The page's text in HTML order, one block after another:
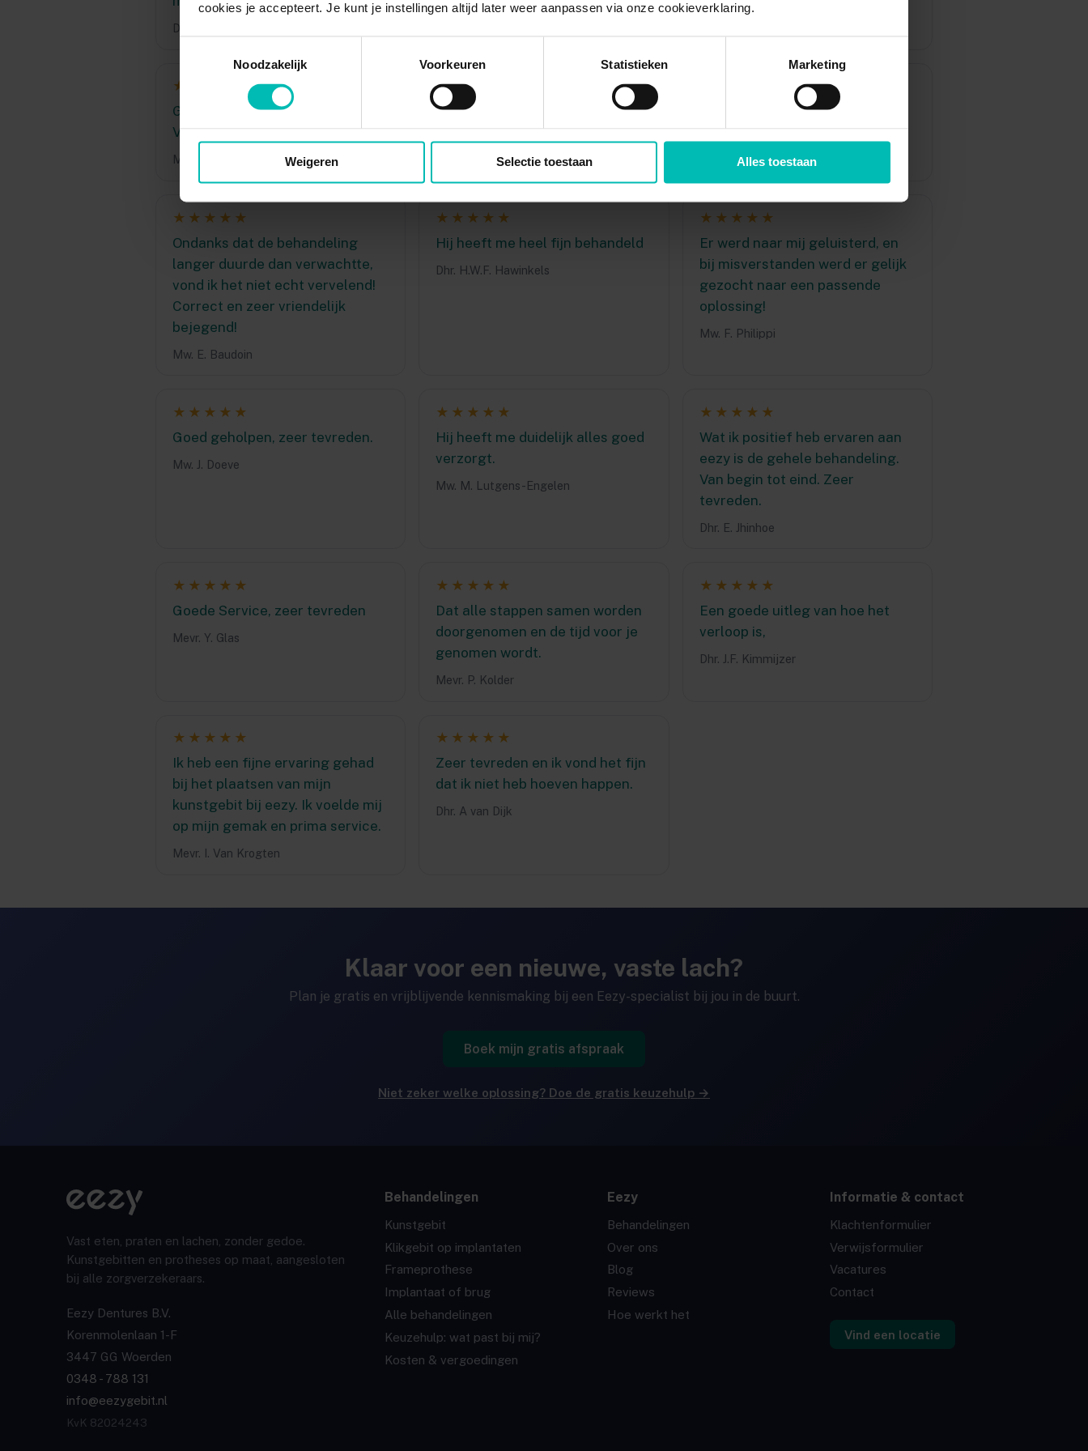
cookies je accepteert. Je kunt je instellingen altijd later weer aanpassen via onze cookieverklaring.
Noodzakelijk
Voorkeuren Statistieken Marketing
Weigeren Selectie toestaan Alles toestaan
Dhr. Gupffert
Dhr. Janssens
★★★★★
Goed. Fijn. Heel goed gegaan.
Voelde mij op mijn gemak.
Mw. M.B.H. Werst
★★★★★
Ik zou Sam en Eezy iedereen
Dhr. H. Romijn
Prettig, veel contact, gaf me
zelfvertrouwen
Mw. J.D.A. Janssen
★★★★★
Ondanks dat de behandeling
langer duurde dan verwachtte,
vond ik het niet echt vervelend!
Correct en zeer vriendelijk
bejegend!
Mw. E. Baudoin
★★★★★
Hij heeft me heel fijn behandeld
Dhr. H.W.F. Hawinkels
★★★★★
Er werd naar mij geluisterd, en
bij misverstanden werd er gelijk
gezocht naar een passende
oplossing!
Mw. F. Philippi
★★★★★
Goed geholpen, zeer tevreden.
Mw. J. Doeve
★★★★★
Hij heeft me duidelijk alles goed
verzorgt.
Mw. M. Lutgens-Engelen
★★★★★
Wat ik positief heb ervaren aan
eezy is de gehele behandeling.
Van begin tot eind. Zeer
tevreden.
Dhr. E. Jhinhoe
★★★★★
Goede Service, zeer tevreden
Mevr. Y. Glas
★★★★★
Dat alle stappen samen worden
doorgenomen en de tijd voor je
genomen wordt.
Mevr. P. Kolder
★★★★★
Een goede uitleg van hoe het
verloop is,
Dhr. J.F. Kimmijzer
★★★★★
Ik heb een fijne ervaring gehad
bij het plaatsen van mijn
kunstgebit bij eezy. Ik voelde mij
op mijn gemak en prima service.
Mevr. I. Van Krogten
★★★★★
Zeer tevreden en ik vond het fijn
dat ik niet heb hoeven happen.
Dhr. A van Dijk
Klaar voor een nieuwe, vaste lach?
Plan je gratis en vrijblijvende kennismaking bij een Eezy-specialist bij jou in de buurt.
Boek mijn gratis afspraak
Niet zeker welke oplossing? Doe de gratis keuzehulp →
Vast eten, praten en lachen, zonder gedoe.
Kunstgebitten en protheses op maat, aangesloten
bij alle zorgverzekeraars.
Eezy Dentures B.V.
Korenmolenlaan 1-F
3447 GG Woerden
0348 - 788 131
info@eezygebit.nl
KvK 82024243
Behandelingen
Kunstgebit
Klikgebit op implantaten
Frameprothese
Implantaat of brug
Alle behandelingen
Keuzehulp: wat past bij mij?
Kosten & vergoedingen
Eezy
Behandelingen
Over ons
Blog
Reviews
Hoe werkt het
Informatie & contact
Klachtenformulier
Verwijsformulier
Vacatures
Contact
Vind een locatie